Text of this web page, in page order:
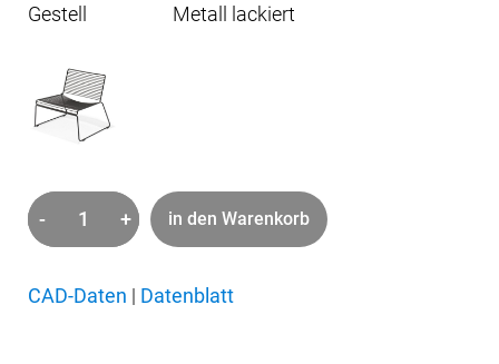
Gestell
Metall lackiert
-
Hee
Menge
+ in den Warenkorb
CAD-Daten | Datenblatt